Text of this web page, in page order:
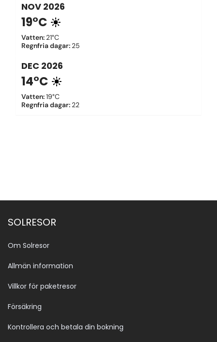
NOV 2026
19°C
Vatten: 21°C
Regnfria dagar: 25
DEC 2026
14°C
Vatten:19°C
Regnfria dagar: 22
SOLRESOR
Om Solresor
Allmän information
Villkor för paketresor
Försäkring
Kontrollera och betala din bokning